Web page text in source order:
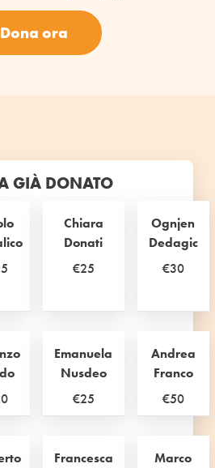
Dona ora
GIÀ DONATO
Chiara
Donati
€25
Ognjen
Dedagic
€30
Emanuela
Nusdeo
€25
Andrea
Franco
€50
Francesca
Marco